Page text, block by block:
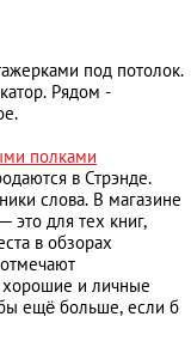
под потолок.
Рядом -
полками
в Стрэнде.
слова. В магазине
это для тех книг,
в обзорах
хорошие и личные
ещё больше, если б